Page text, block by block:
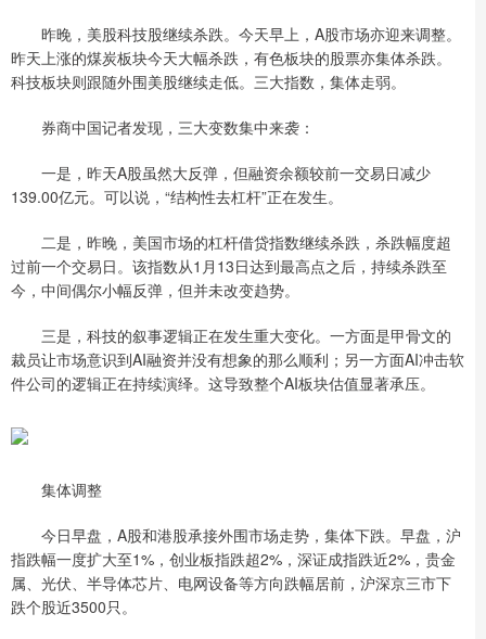
昨晚，美股科技股继续杀跌。今天早上，A股市场亦迎来调整。
昨天上涨的煤炭板块今天大幅杀跌，有色板块的股票亦集体杀跌。
科技板块则跟随外围美股继续走低。三大指数，集体走弱。
券商中国记者发现，三大变数集中来袭：
一是，昨天A股虽然大反弹，但融资余额较前一交易日减少
139.00亿元。可以说，“结构性去杠杆”正在发生。
二是，昨晚，美国市场的杠杆借贷指数继续杀跌，杀跌幅度超
过前一个交易日。该指数从1月13日达到最高点之后，持续杀跌至
今，中间偶尔小幅反弹，但并未改变趋势。
三是，科技的叙事逻辑正在发生重大变化。一方面是甲骨文的
裁员让市场意识到AI融资并没有想象的那么顺利；另一方面AI冲击软
件公司的逻辑正在持续演绎。这导致整个AI板块估值显著承压。
集体调整
今日早盘，A股和港股承接外围市场走势，集体下跌。早盘，沪
指跌幅一度扩大至1%，创业板指跌超2%，深证成指跌近2%，贵金
属、光伏、半导体芯片、电网设备等方向跌幅居前，沪深京三市下
跌个股近3500只。